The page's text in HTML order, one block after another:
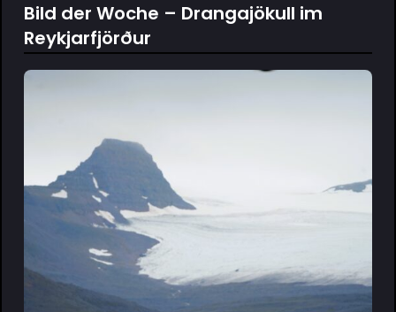
Bild der Woche – Drangajökull im
Reykjarfjörður